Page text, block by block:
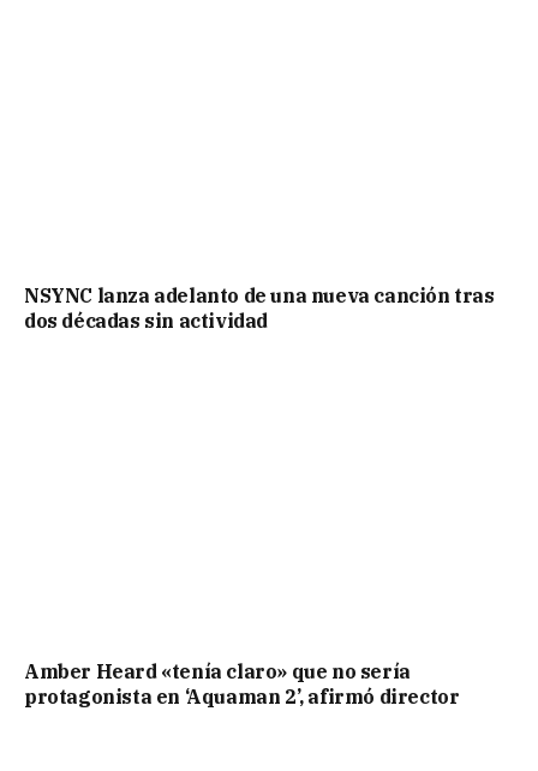
NSYNC lanza adelanto de una nueva canción tras
dos décadas sin actividad
Amber Heard «tenía claro» que no sería
protagonista en ‘Aquaman 2’, afirmó director